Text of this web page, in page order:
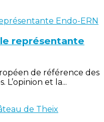
représentante
de référence des
L’opinion et la...